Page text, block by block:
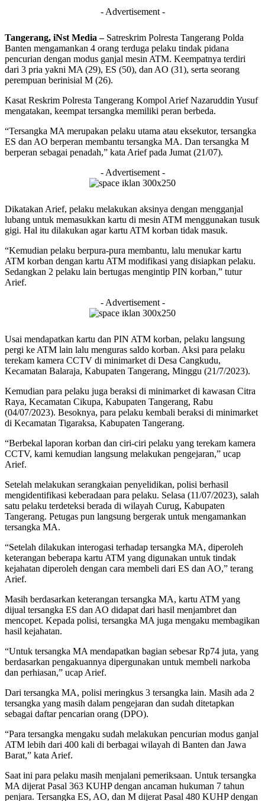
- Advertisement -
Tangerang, iNst Media –Satreskrim Polresta Tangerang Polda
Banten mengamankan 4 orang terduga pelaku tindak pidana
pencurian dengan modus ganjal mesin ATM. Keempatnya terdiri
dari 3 pria yakni MA (29), ES (50), dan AO (31), serta seorang
perempuan berinisial M (26).
Kasat Reskrim Polresta Tangerang Kompol Arief Nazaruddin Yusuf
mengatakan, keempat tersangka memiliki peran berbeda.
“Tersangka MA merupakan pelaku utama atau eksekutor, tersangka
ES dan AO berperan membantu tersangka MA. Dan tersangka M
berperan sebagai penadah,” kata Arief pada Jumat (21/07).
- Advertisement -
Dikatakan Arief, pelaku melakukan aksinya dengan mengganjal
lubang untuk memasukkan kartu di mesin ATM menggunakan tusuk
gigi. Hal itu dilakukan agar kartu ATM korban tidak masuk.
“Kemudian pelaku berpura-pura membantu, lalu menukar kartu
ATM korban dengan kartu ATM modifikasi yang disiapkan pelaku.
Sedangkan 2 pelaku lain bertugas mengintip PIN korban,” tutur
Arief.
- Advertisement -
Usai mendapatkan kartu dan PIN ATM korban, pelaku langsung
pergi ke ATM lain lalu menguras saldo korban. Aksi para pelaku
terekam kamera CCTV di minimarket di Desa Cangkudu,
Kecamatan Balaraja, Kabupaten Tangerang, Minggu (21/7/2023).
Kemudian para pelaku juga beraksi di minimarket di kawasan Citra
Raya, Kecamatan Cikupa, Kabupaten Tangerang, Rabu
(04/07/2023). Besoknya, para pelaku kembali beraksi di minimarket
di Kecamatan Tigaraksa, Kabupaten Tangerang.
“Berbekal laporan korban dan ciri-ciri pelaku yang terekam kamera
CCTV, kami kemudian langsung melakukan pengejaran,” ucap
Arief.
Setelah melakukan serangkaian penyelidikan, polisi berhasil
mengidentifikasi keberadaan para pelaku. Selasa (11/07/2023), salah
satu pelaku terdeteksi berada di wilayah Curug, Kabupaten
Tangerang. Petugas pun langsung bergerak untuk mengamankan
tersangka MA.
“Setelah dilakukan interogasi terhadap tersangka MA, diperoleh
keterangan beberapa kartu ATM yang digunakan untuk tindak
kejahatan diperoleh dengan cara membeli dari ES dan AO,” terang
Arief.
Masih berdasarkan keterangan tersangka MA, kartu ATM yang
dijual tersangka ES dan AO didapat dari hasil menjambret dan
mencopet. Kepada polisi, tersangka MA juga mengaku membagikan
hasil kejahatan.
“Untuk tersangka MA mendapatkan bagian sebesar Rp74 juta, yang
berdasarkan pengakuannya dipergunakan untuk membeli narkoba
dan perhiasan,” ucap Arief.
Dari tersangka MA, polisi meringkus 3 tersangka lain. Masih ada 2
tersangka yang masih dalam pengejaran dan sudah ditetapkan
sebagai daftar pencarian orang (DPO).
“Para tersangka mengaku sudah melakukan pencurian modus ganjal
ATM lebih dari 400 kali di berbagai wilayah di Banten dan Jawa
Barat,” kata Arief.
Saat ini para pelaku masih menjalani pemeriksaan. Untuk tersangka
MA dijerat Pasal 363 KUHP dengan ancaman hukuman 7 tahun
penjara. Tersangka ES, AO, dan M dijerat Pasal 480 KUHP dengan